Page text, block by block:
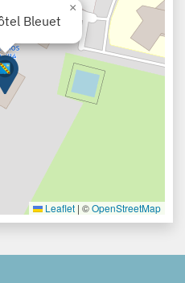
Bleuet
×
Leaflet | ©OpenStreetMap